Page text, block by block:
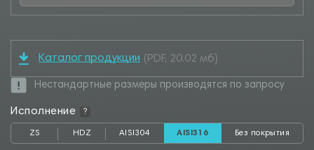
Каталог продукции (PDF, 20.02 мб)
Нестандартные размеры производятся по запросу
Исполнение ?
ZS HDZ AISI304 AISI316 Без покрытия